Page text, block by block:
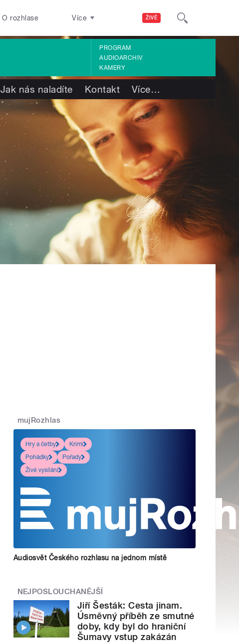
ŽIVĚ
O rozhlase Více
PROGRAM
AUDIOARCHIV
KAMERY
Jak nás naladíte Kontakt Více…
mujRozhlas
Hry a četby
Krimi
Pohádky
Pořady
Živé vysílání
Audiosvět Českého rozhlasu na jednom místě
NEJPOSLOUCHANĚJŠÍ
Jiří Šesták: Cesta jinam.
Úsměvný příběh ze smutné
doby, kdy byl do hraniční
Šumavy vstup zakázán